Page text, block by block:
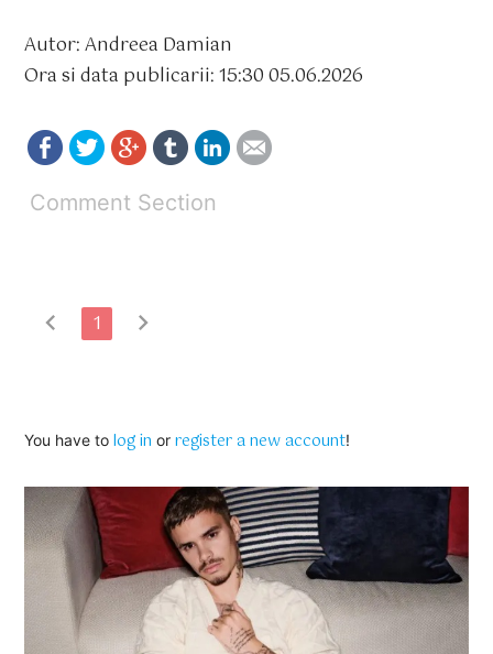
Autor: Andreea Damian
Ora si data publicarii: 15:30 05.06.2026
Comment Section
chevron_left 1 chevron_right
You have tolog in orregister a new account!